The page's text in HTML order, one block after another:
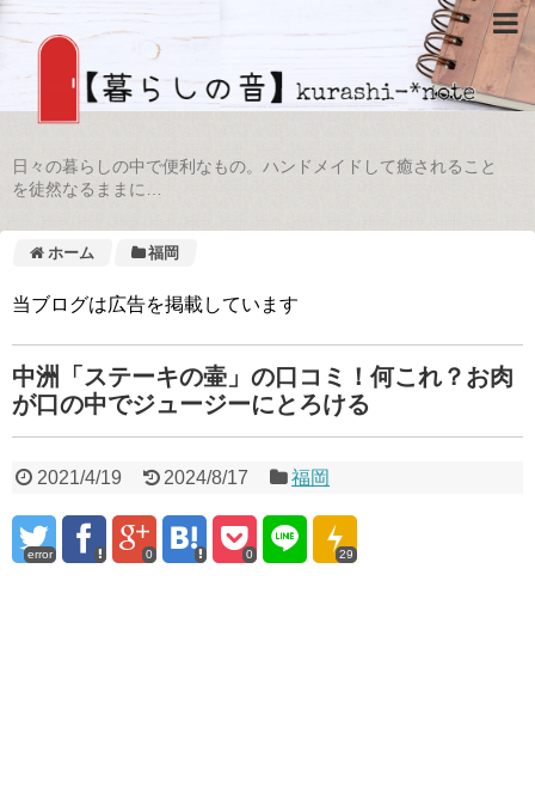
日々の暮らしの中で便利なもの。ハンドメイドして癒されること
を徒然なるままに…
ホーム 福岡
当ブログは広告を掲載しています
中洲「ステーキの壷」の口コミ！何これ？お肉
が口の中でジュージーにとろける
2021/4/19 2024/8/17 福岡
error 0 0 29